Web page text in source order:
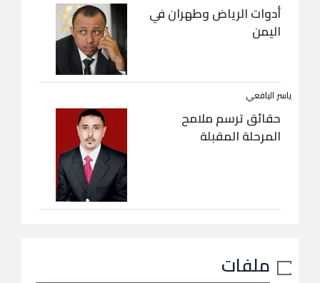
أدوات الرياض وطهران في
اليمن
ياسر اليافعي
حقائق ترسم ملامح
المرحلة المقبلة
ملفات